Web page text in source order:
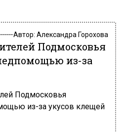
Автор: Александра Горохова
Подмосковья
из-за